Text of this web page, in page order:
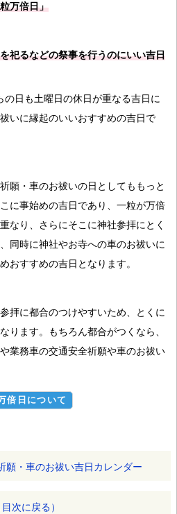
万倍日」
祀るなどの祭事を行うのにいい吉日
日も土曜日の休日が重なる吉日に
いに縁起のいいおすすめの吉日で
願・車のお祓いの日としてももっと
に事始めの吉日であり、一粒が万倍
なり、さらにそこに神社参拝にとく
同時に神社やお寺への車のお祓いに
おすすめの吉日となります。
拝に都合のつけやすいため、とくに
ります。もちろん都合がつくなら、
業務車の交通安全祈願や車のお祓い
倍日について
願・車のお祓い吉日カレンダー
次に戻る）